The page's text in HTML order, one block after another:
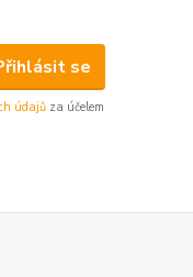
se
údajů za účelem